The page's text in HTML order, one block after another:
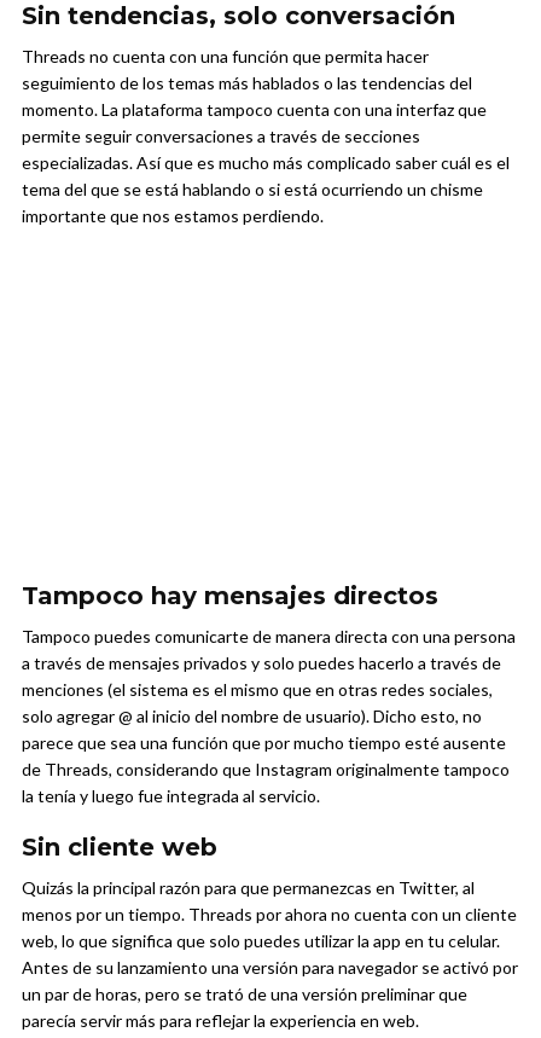
Sin tendencias, solo conversación
Threads no cuenta con una función que permita hacer
seguimiento de los temas más hablados o las tendencias del
momento. La plataforma tampoco cuenta con una interfaz que
permite seguir conversaciones a través de secciones
especializadas. Así que es mucho más complicado saber cuál es el
tema del que se está hablando o si está ocurriendo un chisme
importante que nos estamos perdiendo.
Tampoco hay mensajes directos
Tampoco puedes comunicarte de manera directa con una persona
a través de mensajes privados y solo puedes hacerlo a través de
menciones (el sistema es el mismo que en otras redes sociales,
solo agregar @ al inicio del nombre de usuario). Dicho esto, no
parece que sea una función que por mucho tiempo esté ausente
de Threads, considerando que Instagram originalmente tampoco
la tenía y luego fue integrada al servicio.
Sin cliente web
Quizás la principal razón para que permanezcas en Twitter, al
menos por un tiempo. Threads por ahora no cuenta con un cliente
web, lo que significa que solo puedes utilizar la app en tu celular.
Antes de su lanzamiento una versión para navegador se activó por
un par de horas, pero se trató de una versión preliminar que
parecía servir más para reflejar la experiencia en web.